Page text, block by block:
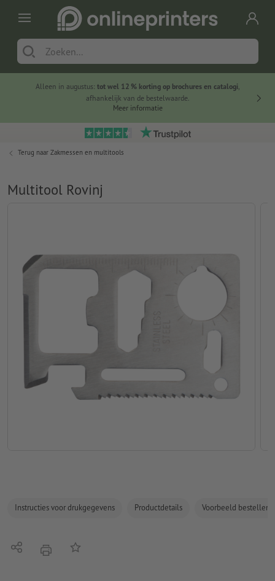
Alleen in augustus: tot wel 12 % korting op brochures en catalogi,
afhankelijk van de bestelwaarde.
Meer informatie
Terug naar Zakmessen en multitools
Multitool Rovinj
Instructies voor drukgegevens Productdetails Voorbeeld bestellen
Delen afdrukkenOp de lijst